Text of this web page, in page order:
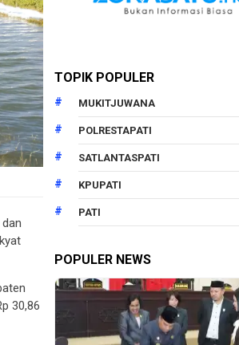
30,86
TOPIK POPULER
MUKITJUWANA
POLRESTAPATI
SATLANTASPATI
KPUPATI
PATI
POPULER NEWS